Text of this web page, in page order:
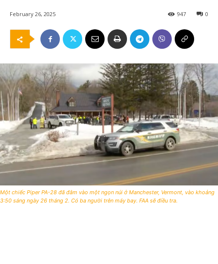
February 26, 2025 0
947
Một chiếc Piper PA-28 đã đâm vào một ngọn núi ở Manchester, Vermont, vào khoảng
3:50 sáng ngày 26 tháng 2. Có ba người trên máy bay. FAA sẽ điều tra.